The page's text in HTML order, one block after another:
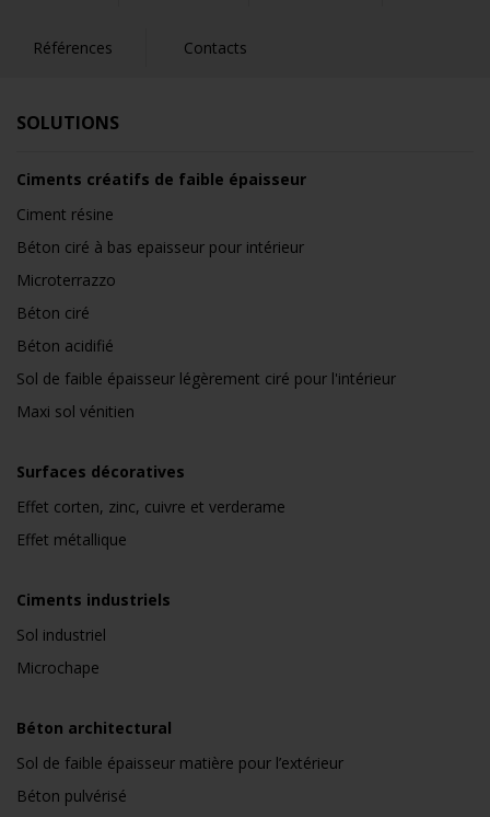
Références Contacts
SOLUTIONS
Ciments créatifs de faible épaisseur
Ciment résine
Béton ciré à bas epaisseur pour intérieur
Microterrazzo
Béton ciré
Béton acidifié
Sol de faible épaisseur légèrement ciré pour l'intérieur
Maxi sol vénitien
Surfaces décoratives
Effet corten, zinc, cuivre et verderame
Effet métallique
Ciments industriels
Sol industriel
Microchape
Béton architectural
Sol de faible épaisseur matière pour l’extérieur
Béton pulvérisé